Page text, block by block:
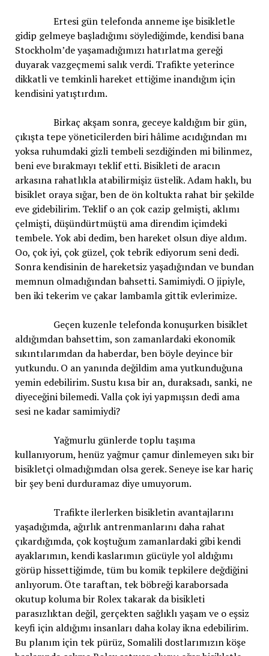
Ertesi gün telefonda anneme işe bisikletle
gidip gelmeye başladığımı söylediğimde, kendisi bana
Stockholm’de yaşamadığımızı hatırlatma gereği
duyarak vazgeçmemi salık verdi. Trafikte yeterince
dikkatli ve temkinli hareket ettiğime inandığım için
kendisini yatıştırdım.
Birkaç akşam sonra, geceye kaldığım bir gün,
çıkışta tepe yöneticilerden biri hâlime acıdığından mı
yoksa ruhumdaki gizli tembeli sezdiğinden mi bilinmez,
beni eve bırakmayı teklif etti. Bisikleti de aracın
arkasına rahatlıkla atabilirmişiz üstelik. Adam haklı, bu
bisiklet oraya sığar, ben de ön koltukta rahat bir şekilde
eve gidebilirim. Teklif o an çok cazip gelmişti, aklımı
çelmişti, düşündürtmüştü ama direndim içimdeki
tembele. Yok abi dedim, ben hareket olsun diye aldım.
Oo, çok iyi, çok güzel, çok tebrik ediyorum seni dedi.
Sonra kendisinin de hareketsiz yaşadığından ve bundan
memnun olmadığından bahsetti. Samimiydi. O jipiyle,
ben iki tekerim ve çakar lambamla gittik evlerimize.
Geçen kuzenle telefonda konuşurken bisiklet
aldığımdan bahsettim, son zamanlardaki ekonomik
sıkıntılarımdan da haberdar, ben böyle deyince bir
yutkundu. O an yanında değildim ama yutkunduğuna
yemin edebilirim. Sustu kısa bir an, duraksadı, sanki, ne
diyeceğini bilemedi. Valla çok iyi yapmışsın dedi ama
sesi ne kadar samimiydi?
Yağmurlu günlerde toplu taşıma
kullanıyorum, henüz yağmur çamur dinlemeyen sıkı bir
bisikletçi olmadığımdan olsa gerek. Seneye ise kar hariç
bir şey beni durduramaz diye umuyorum.
Trafikte ilerlerken bisikletin avantajlarını
yaşadığımda, ağırlık antrenmanlarını daha rahat
çıkardığımda, çok koştuğum zamanlardaki gibi kendi
ayaklarımın, kendi kaslarımın gücüyle yol aldığımı
görüp hissettiğimde, tüm bu komik tepkilere değdiğini
anlıyorum. Öte taraftan, tek böbreği karaborsada
okutup koluma bir Rolex takarak da bisikleti
parasızlıktan değil, gerçekten sağlıklı yaşam ve o eşsiz
keyfi için aldığımı insanları daha kolay ikna edebilirim.
Bu planım için tek pürüz, Somalili dostlarımızın köşe